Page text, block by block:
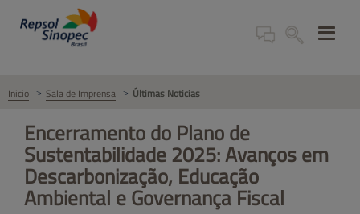
Inicio Sala de Imprensa Últimas Noticias
Encerramento do Plano de
Sustentabilidade 2025: Avanços em
Descarbonização, Educação
Ambiental e Governança Fiscal